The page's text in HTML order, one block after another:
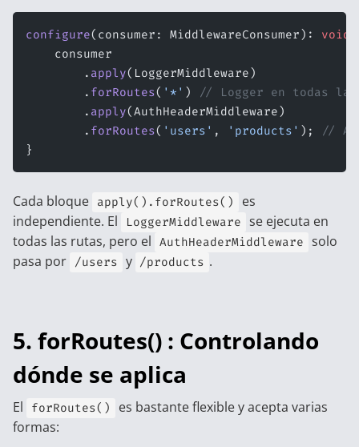
configure(consumer: MiddlewareConsumer): void
    consumer
        .
apply(LoggerMiddleware)
        .
forRoutes( '*' )
// Logger en todas
        .
apply(AuthHeaderMiddleware)
        .
forRoutes( 'users' , 'products' );
//
}
Cada bloque apply().forRoutes()
es
independiente. El
LoggerMiddleware se ejecuta en
todas las rutas, pero el AuthHeaderMiddleware solo
pasa por /users y /products .
5. forRoutes() : Controlando
dónde se aplica
El forRoutes()
es bastante flexible y acepta varias
formas: